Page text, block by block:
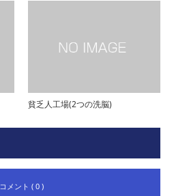
貧乏人工場(2つの洗脳)
コメント ( 0 )